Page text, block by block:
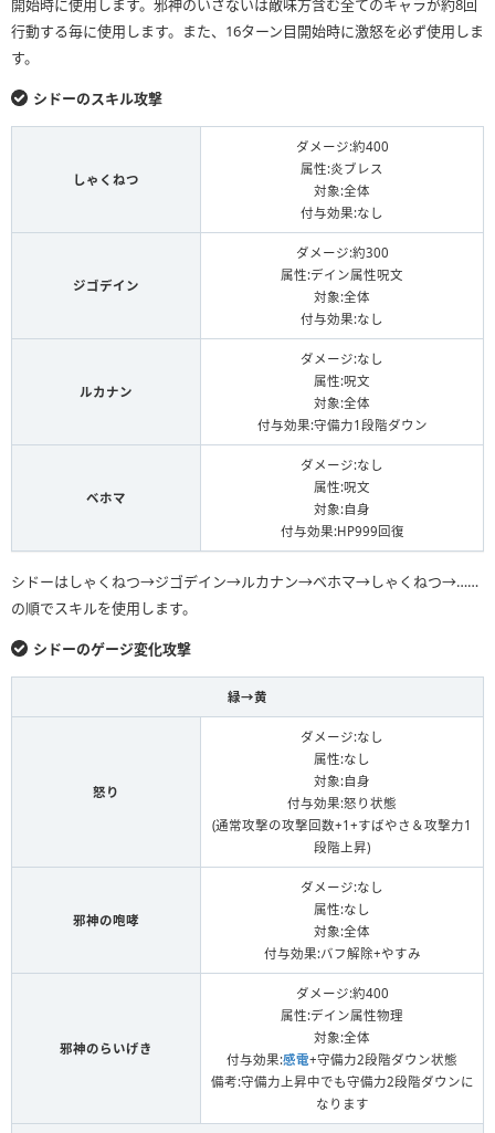
開始時に使用します。邪神のいざないは敵味方含む全てのキャラが約8回
行動する毎に使用します。また、16ターン目開始時に激怒を必ず使用しま
す。
シドーのスキル攻撃
しゃくねつ
ダメージ:約400
属性:炎ブレス
対象:全体
付与効果:なし
ジゴデイン
ダメージ:約300
属性:デイン属性呪文
対象:全体
付与効果:なし
ルカナン
ダメージ:なし
属性:呪文
対象:全体
付与効果:守備力1段階ダウン
ベホマ
ダメージ:なし
属性:呪文
対象:自身
付与効果:HP999回復
シドーはしゃくねつ→ジゴデイン→ルカナン→ベホマ→しゃくねつ→……
の順でスキルを使用します。
シドーのゲージ変化攻撃
緑→黄
怒り
ダメージ:なし
属性:なし
対象:自身
付与効果:怒り状態
(通常攻撃の攻撃回数+1+すばやさ＆攻撃力1
段階上昇)
邪神の咆哮
ダメージ:なし
属性:なし
対象:全体
付与効果:バフ解除+やすみ
邪神のらいげき
ダメージ:約400
属性:デイン属性物理
対象:全体
付与効果:感電+守備力2段階ダウン状態
備考:守備力上昇中でも守備力2段階ダウンに
なります